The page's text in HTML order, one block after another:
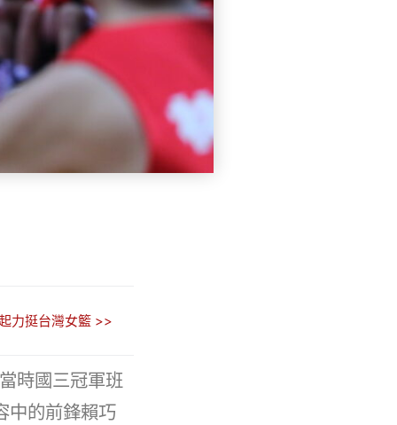
力挺台灣女籃 >>
時國三冠軍班
中的前鋒賴巧